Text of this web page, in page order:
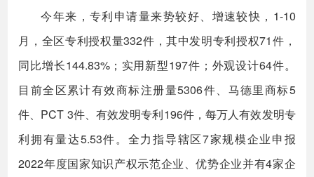
今年来，专利申请量来势较好、增速较快，1-10
月，全区专利授权量332件，其中发明专利授权71件，
同比增长144.83%；实用新型197件；外观设计64件。
目前全区累计有效商标注册量5306件、马德里商标5
件、PCT 3件、有效发明专利196件，每万人有效发明专
利拥有量达5.53件。全力指导辖区7家规模企业申报
2022年度国家知识产权示范企业、优势企业并有4家企